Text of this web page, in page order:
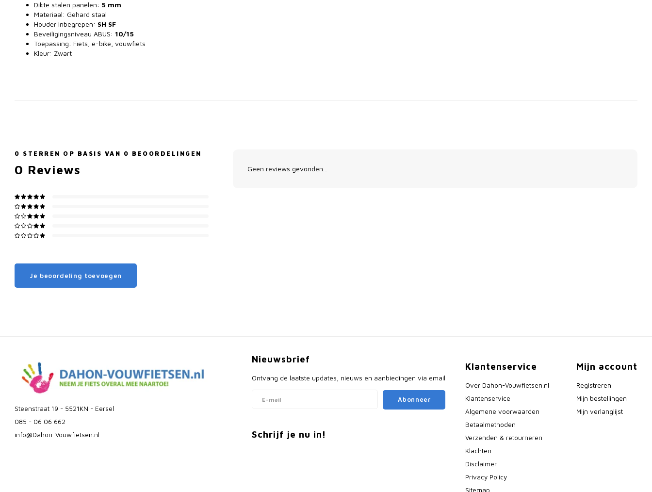
Dikte stalen panelen: 5 mm
Materiaal: Gehard staal
Houder inbegrepen: SH SF
Beveiligingsniveau ABUS: 10/15
Toepassing: Fiets, e-bike, vouwfiets
Kleur: Zwart
0 STERREN OP BASIS VAN 0 BEOORDELINGEN
0 Reviews
Je beoordeling toevoegen
Geen reviews gevonden...
Steenstraat 19 - 5521KN - Eersel
085 - 06 06 662
info@Dahon-Vouwfietsen.nl
Nieuwsbrief
Ontvang de laatste updates, nieuws en aanbiedingen via email
Abonneer
Schrijf je nu in!
Klantenservice
Over Dahon-Vouwfietsen.nl
Klantenservice
Algemene voorwaarden
Betaalmethoden
Verzenden & retourneren
Klachten
Disclaimer
Privacy Policy
Sitemap
Mijn account
Registreren
Mijn bestellingen
Mijn verlanglijst